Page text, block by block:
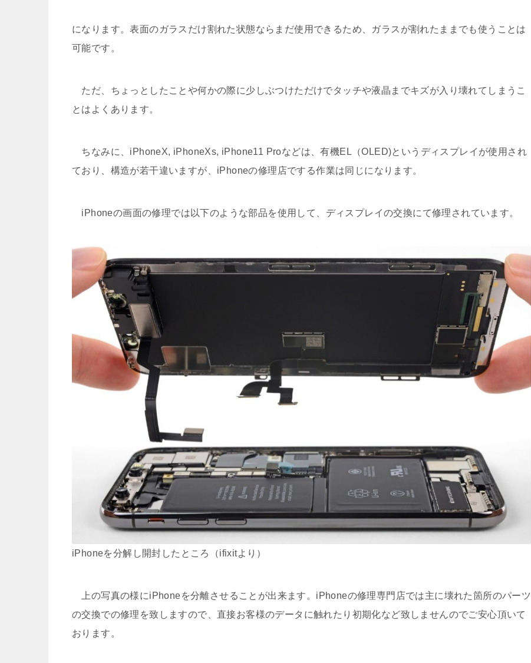
になります。表面のガラスだけ割れた状態ならまだ使用できるため、ガラスが割れたままでも使うことは
可能です。
ただ、ちょっとしたことや何かの際に少しぶつけただけでタッチや液晶までキズが入り壊れてしまうこ
とはよくあります。
ちなみに、iPhoneX, iPhoneXs, iPhone11 Proなどは、有機EL（OLED)というディスプレイが使用され
ており、構造が若干違いますが、iPhoneの修理店でする作業は同じになります。
iPhoneの画面の修理では以下のような部品を使用して、ディスプレイの交換にて修理されています。
iPhoneを分解し開封したところ（ifixitより）
上の写真の様にiPhoneを分離させることが出来ます。iPhoneの修理専門店では主に壊れた箇所のパーツ
の交換での修理を致しますので、直接お客様のデータに触れたり初期化など致しませんのでご安心頂いて
おります。